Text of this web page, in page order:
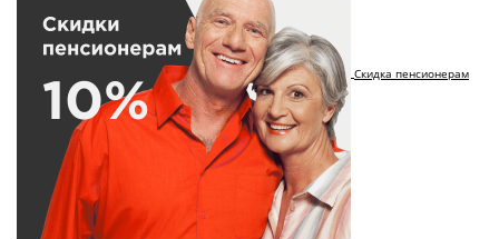
Скидка пенсионерам